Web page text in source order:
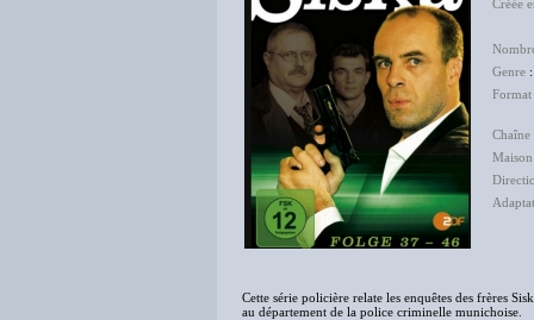
Créée
Genre
Format
Cette série policière relate les enquêtes des frères
au département de la police criminelle munichoise.